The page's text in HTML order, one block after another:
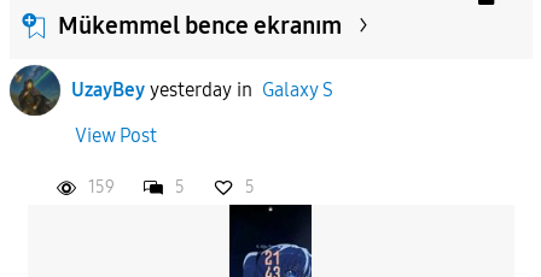
Mükemmel bence ekranım
UzayBey yesterdayin Galaxy S
View Post
159 5 5